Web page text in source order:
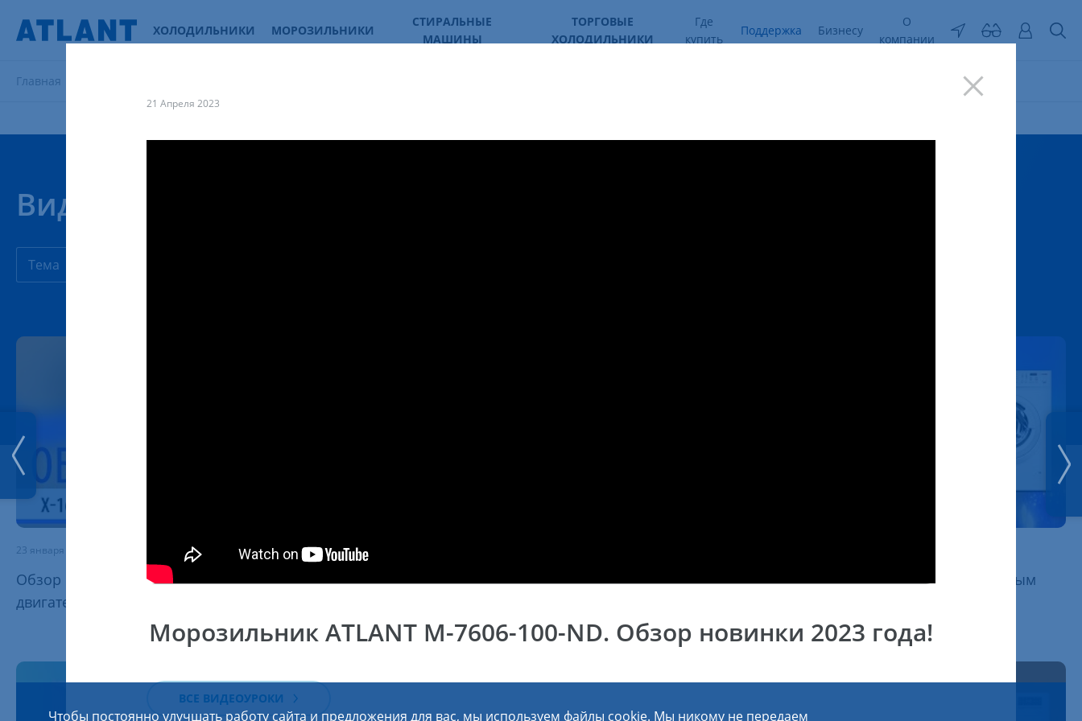
21 Апреля 2023
Морозильник ATLANT М-7606-100-ND. Обзор новинки 2023 года!
ВСЕ ВИДЕОУРОКИ
Чтобы постоянно улучшать работу сайта и предложения для вас, мы используем файлы cookie. Мы никому не передаем
ХОЛОДИЛЬНИКИ МОРОЗИЛЬНИКИ
СТИРАЛЬНЫЕ
МАШИНЫ
ТОРГОВЫЕ
ХОЛОДИЛЬНИКИ
Где
купить
Поддержка Бизнесу
О
компании
Главная
Видеоуроки
Тема
23 января 2026
Обзор стиральной машины c инверторным
двигателем ATLANT Х-1602-100
Обзор стиральной машины c инверторным
Обзор стиральной машины c инверторным